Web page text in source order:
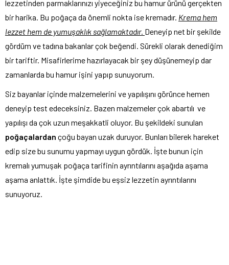
lezzetinden parmaklarınızı yiyeceğiniz bu hamur ürünü gerçekten
bir harika. Bu poğaça da önemli nokta ise kremadır. Krema hem
lezzet hem de yumuşaklık sağlamaktadır. Deneyip net bir şekilde
gördüm ve tadına bakanlar çok beğendi. Sürekli olarak denediğim
bir tariftir. Misafirlerime hazırlayacak bir şey düşünemeyip dar
zamanlarda bu hamur işini yapıp sunuyorum.
Siz bayanlar içinde malzemelerini ve yapılışını görünce hemen
deneyip test edeceksiniz. Bazen malzemeler çok abartılı ve
yapılışı da çok uzun meşakkatli oluyor. Bu şekildeki sunulan
poğaçalardan çoğu bayan uzak duruyor. Bunları bilerek hareket
edip size bu sunumu yapmayı uygun gördük. İşte bunun için
kremalı yumuşak poğaça tarifinin ayrıntılarını aşağıda aşama
aşama anlattık. İşte şimdide bu eşsiz lezzetin ayrıntılarını
sunuyoruz.